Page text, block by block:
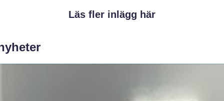
Läs fler inlägg här